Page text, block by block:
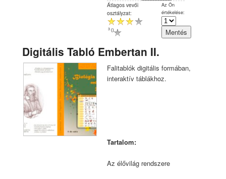
Átlagos vevői
osztályzat:
(
3 )
Az Ön
értékelése:
Digitális Tabló Embertan II.
Falitablók digitális formában,
interaktív táblákhoz.
Tartalom:
Az élővilág rendszere